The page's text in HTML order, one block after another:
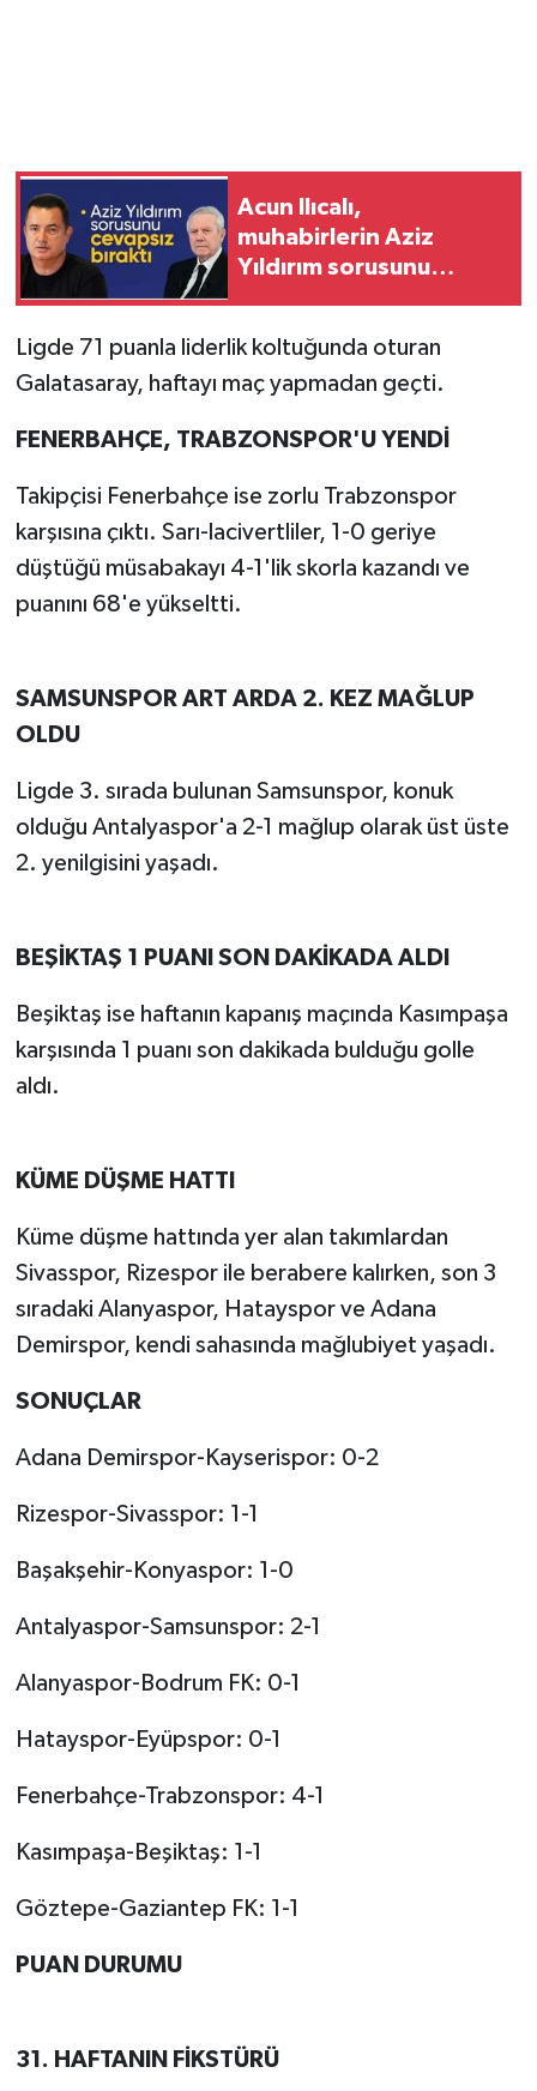
Acun Ilıcalı,
muhabirlerin Aziz
Yıldırım sorusunu
Ligde 71 puanla liderlik koltuğunda oturan
Galatasaray, haftayı maç yapmadan geçti.
FENERBAHÇE, TRABZONSPOR'U YENDİ
Takipçisi Fenerbahçe ise zorlu Trabzonspor
karşısına çıktı. Sarı-lacivertliler, 1-0 geriye
düştüğü müsabakayı 4-1'lik skorla kazandı ve
puanını 68'e yükseltti.
SAMSUNSPOR ART ARDA 2. KEZ MAĞLUP
OLDU
Ligde 3. sırada bulunan Samsunspor, konuk
olduğu Antalyaspor'a 2-1 mağlup olarak üst üste
2. yenilgisini yaşadı.
BEŞİKTAŞ 1 PUANI SON DAKİKADA ALDI
Beşiktaş ise haftanın kapanış maçında Kasımpaşa
karşısında 1 puanı son dakikada bulduğu golle
aldı.
KÜME DÜŞME HATTI
Küme düşme hattında yer alan takımlardan
Sivasspor, Rizespor ile berabere kalırken, son 3
sıradaki Alanyaspor, Hatayspor ve Adana
Demirspor, kendi sahasında mağlubiyet yaşadı.
SONUÇLAR
Adana Demirspor-Kayserispor: 0-2
Rizespor-Sivasspor: 1-1
Başakşehir-Konyaspor: 1-0
Antalyaspor-Samsunspor: 2-1
Alanyaspor-Bodrum FK: 0-1
Hatayspor-Eyüpspor: 0-1
Fenerbahçe-Trabzonspor: 4-1
Kasımpaşa-Beşiktaş: 1-1
Göztepe-Gaziantep FK: 1-1
PUAN DURUMU
31. HAFTANIN FİKSTÜRÜ